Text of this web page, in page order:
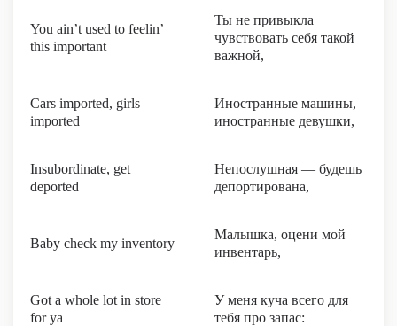
You ain’t used to feelin’
this important
Ты не привыкла
чувствовать себя такой
важной,
Cars imported, girls
imported
Иностранные машины,
иностранные девушки,
Insubordinate, get
deported
Непослушная — будешь
депортирована,
Baby check my inventory
Малышка, оцени мой
инвентарь,
Got a whole lot in store
for ya
У меня куча всего для
тебя про запас: